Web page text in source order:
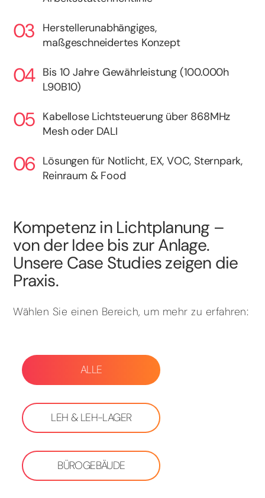
Herstellerunabhängiges,
maßgeschneidertes Konzept
Bis 10 Jahre Gewährleistung (100.000h
L90B10)
Kabellose Lichtsteuerung über 868MHz
Mesh oder DALI
Lösungen für Notlicht, EX, VOC, Sternpark,
Reinraum & Food
Kompetenz in Lichtplanung –
von der Idee bis zur Anlage.
Unsere Case Studies zeigen die
Praxis.
Wählen Sie einen Bereich, um mehr zu erfahren:
ALLE
LEH & LEH-LAGER
BÜROGEBÄUDE